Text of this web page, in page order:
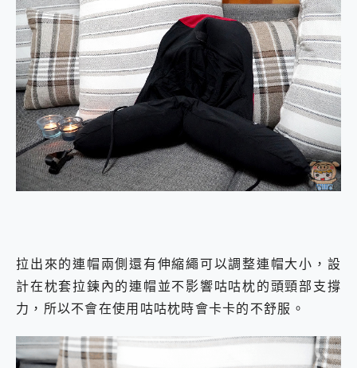
拉出來的連帽兩側還有伸縮繩可以調整連帽大小，設
計在枕套拉鍊內的連帽並不影響咕咕枕的頭頸部支撐
力，所以不會在使用咕咕枕時會卡卡的不舒服。